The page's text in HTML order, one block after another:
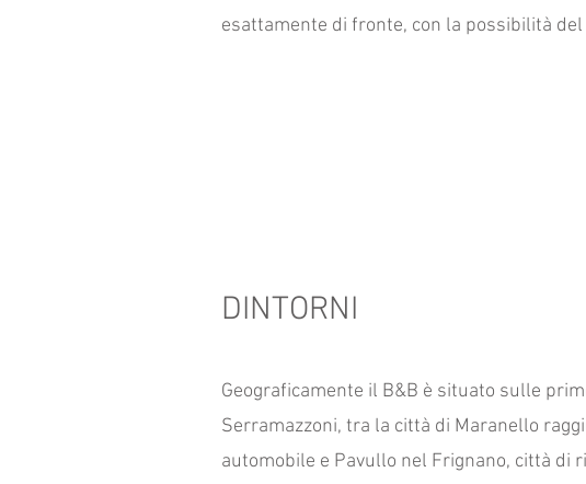
esattamente di fronte, con la possibilità del
DINTORNI
Geograficamente il B&B è situato sulle
Serramazzoni, tra la città di Maranello
automobile e Pavullo nel Frignano, città di